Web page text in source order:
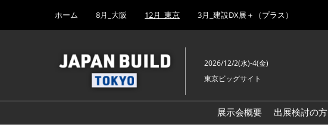
キ
し
to
ホーム 8月_大阪 12月_東京 3月_建設DX展＋（プラス）
2026/12/2(水)-4(金)
東京ビッグサイト
展示会概要 出展検討の方